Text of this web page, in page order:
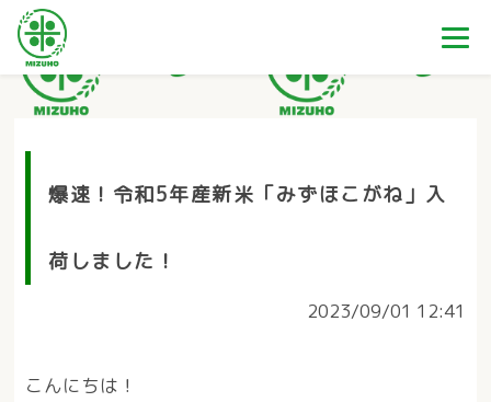
爆速！令和5年産新米「みずほこがね」入
荷しました！
2023/09/01 12:41
こんにちは！